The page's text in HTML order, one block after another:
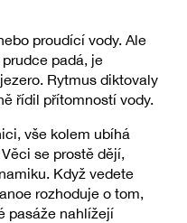
proudící vody. Ale
padá, je
Rytmus diktovaly
řídil přítomností vody.
vše kolem ubíhá
se prostě dějí,
Když vedete
rozhoduje o tom,
pasáže nahlížejí